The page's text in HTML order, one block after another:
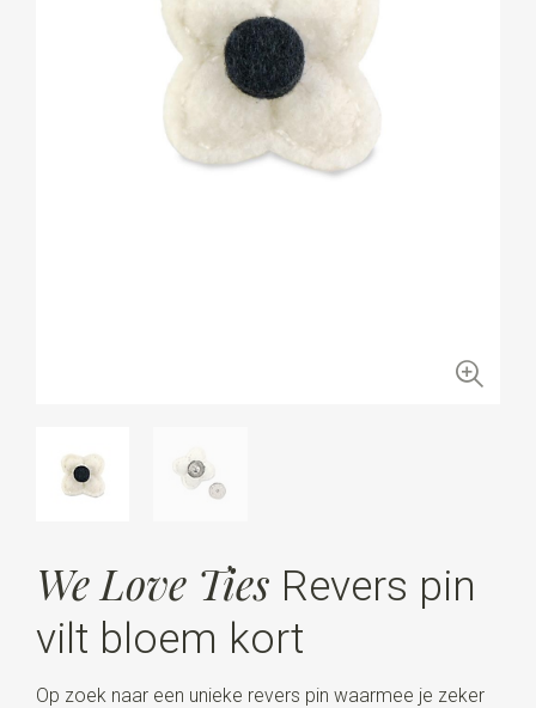
We Love Ties Revers pin
vilt bloem kort
Op zoek naar een unieke revers pin waarmee je zeker